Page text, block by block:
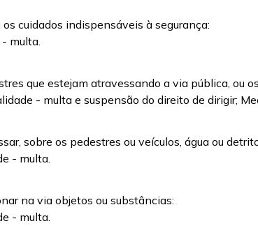
cuidados indispensáveis à segurança:
multa.
que estejam atravessando a via pública, ou
- multa e suspensão do direito de dirigir;
sobre os pedestres ou veículos, água ou
- multa.
na via objetos ou substâncias:
- multa.